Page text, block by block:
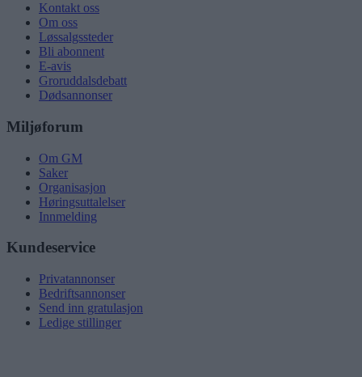
Kontakt oss
Om oss
Løssalgssteder
Bli abonnent
E-avis
Groruddalsdebatt
Dødsannonser
Miljøforum
Om GM
Saker
Organisasjon
Høringsuttalelser
Innmelding
Kundeservice
Privatannonser
Bedriftsannonser
Send inn gratulasjon
Ledige stillinger